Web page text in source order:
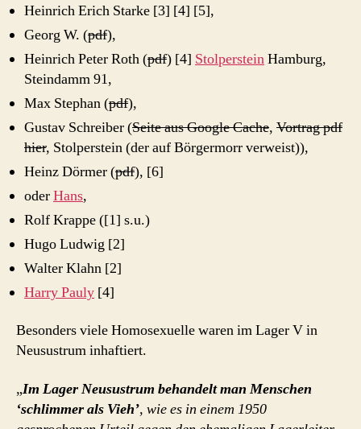
Heinrich Erich Starke [3] [4] [5],
Georg W. (pdf),
Heinrich Peter Roth (pdf) [4] StolpersteinHamburg,
Steindamm 91,
Max Stephan (pdf),
Gustav Schreiber (Seite aus Google Cache, Vortrag pdf
hier, Stolperstein (der auf Börgermorr verweist)),
Heinz Dörmer (pdf), [6]
oderHans,
Rolf Krappe ([1] s.u.)
Hugo Ludwig [2]
Walter Klahn [2]
Harry Pauly [4]
Besonders viele Homosexuelle waren im Lager V in
Neusustrum inhaftiert.
„Im Lager Neusustrum behandelt man Menschen
‘schlimmer als Vieh’, wie es in einem 1950